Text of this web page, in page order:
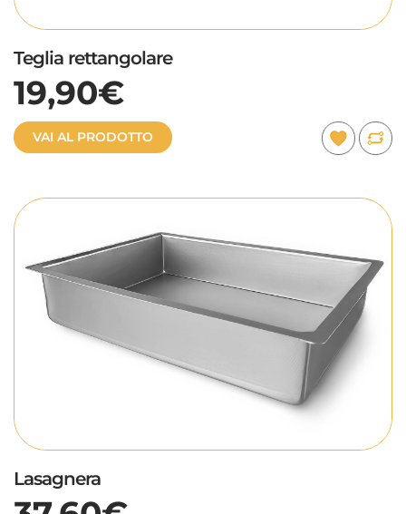
Teglia rettangolare
19,90€
VAI AL PRODOTTO
Lasagnera